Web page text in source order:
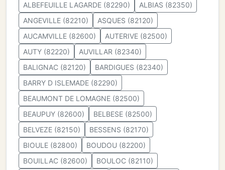
ALBEFEUILLE LAGARDE (82290)
ALBIAS (82350)
ANGEVILLE (82210)
ASQUES (82120)
AUCAMVILLE (82600)
AUTERIVE (82500)
AUTY (82220)
AUVILLAR (82340)
BALIGNAC (82120)
BARDIGUES (82340)
BARRY D ISLEMADE (82290)
BEAUMONT DE LOMAGNE (82500)
BEAUPUY (82600)
BELBESE (82500)
BELVEZE (82150)
BESSENS (82170)
BIOULE (82800)
BOUDOU (82200)
BOUILLAC (82600)
BOULOC (82110)